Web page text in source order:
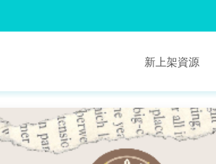
新上架資源